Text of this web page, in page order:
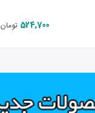
524,700 تومان